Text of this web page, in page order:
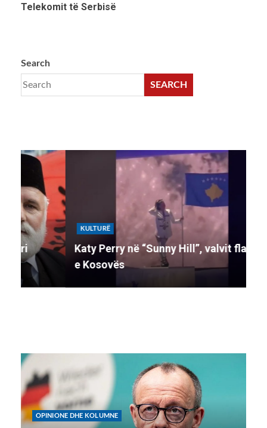
Telekomit të Serbisë
Search
SEARCH
KULTURË
Katy Perry në “Sunny Hill”, valvit flamurin
e Kosovës
OPINIONE DHE KOLUMNE